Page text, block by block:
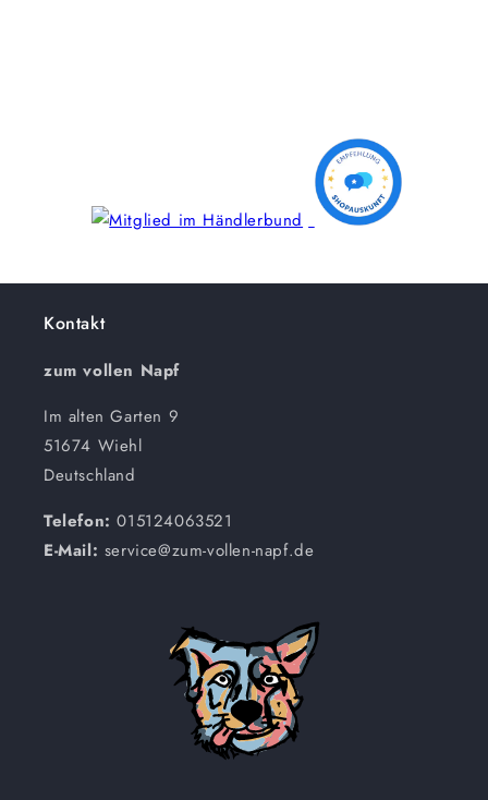
Kontakt
zum vollen Napf
Im alten Garten 9
51674 Wiehl
Deutschland
Telefon:015124063521
E-Mail: service@zum-vollen-napf.de